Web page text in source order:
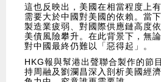
這也反映出，美國在相當程度上
需要大於中國對美國的依賴。當
製造業疲弱、對國際供應鏈高度
美債風險攀升。在此背景下，無
對中國最終仍難以「惡得起」。
HKG報與幫港出聲聯合製作的節
持周融及劉瀾昌深入剖析美國經